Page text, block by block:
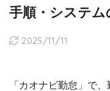
手順・システ
2025/11/11
「カオナビ勤怠」で